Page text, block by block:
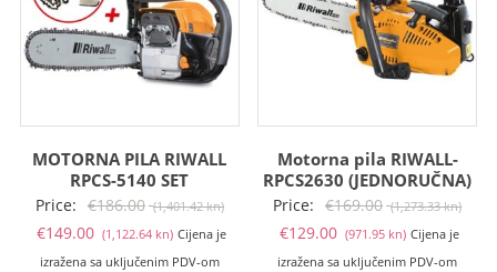
MOTORNA PILA RIWALL
RPCS-5140 SET
Price: €186.00 (1,401.42 kn)Izvorna
cijena
€149.00 (1,122.64 kn)Trenutna
cijena
Cijena je
izražena sa uključenim PDV-om
Motorna pila RIWALL-
RPCS2630 (JEDNORUČNA)
Price: €169.00 (1,273.33 kn)
€129.00 (971.95 kn)Trenutna
cijena
Cijena je
izražena sa uključenim PDV-om